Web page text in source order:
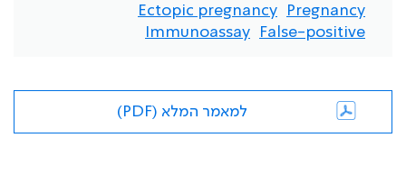
Pregnancy
Ectopic pregnancy
False-positive
Immunoassay
למאמר המלא (PDF)